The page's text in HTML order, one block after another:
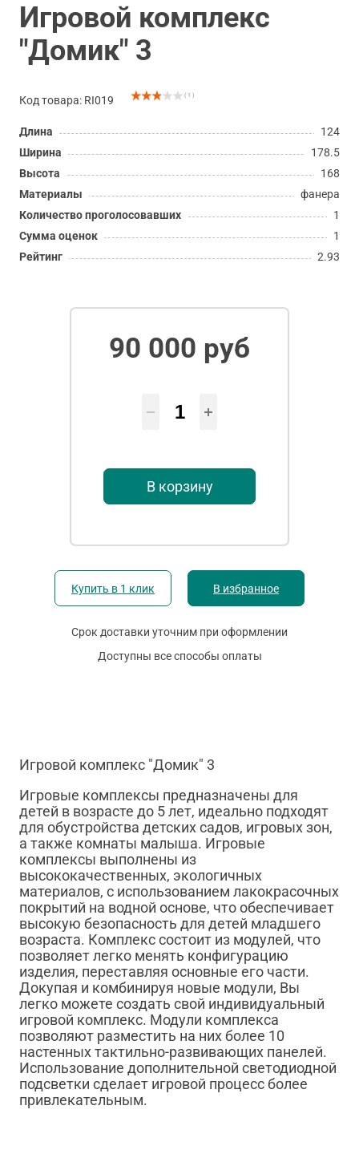
Игровой комплекс
"Домик" 3
Код товара: RI019 ( 1 )
Длина
124
Ширина
178.5
Высота
168
Материалы
фанера
Количество проголосовавших
1
Сумма оценок
1
Рейтинг
2.93
90 000 руб
В корзину
Купить в 1 клик В избранное
Срок доставки уточним при оформлении
Доступны все способы оплаты
Игровой комплекс "Домик" 3
Игровые комплексы предназначены для
детей в возрасте до 5 лет, идеально подходят
для обустройства детских садов, игровых зон,
а также комнаты малыша. Игровые
комплексы выполнены из
высококачественных, экологичных
материалов, с использованием лакокрасочных
покрытий на водной основе, что обеспечивает
высокую безопасность для детей младшего
возраста. Комплекс состоит из модулей, что
позволяет легко менять конфигурацию
изделия, переставляя основные его части.
Докупая и комбинируя новые модули, Вы
легко можете создать свой индивидуальный
игровой комплекс. Модули комплекса
позволяют разместить на них более 10
настенных тактильно-развивающих панелей.
Использование дополнительной светодиодной
подсветки сделает игровой процесс более
привлекательным.